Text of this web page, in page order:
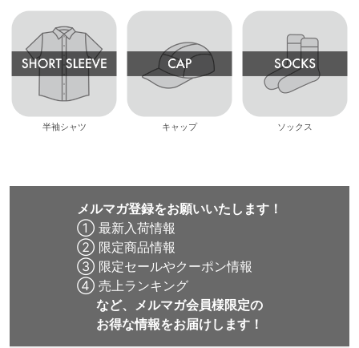
半袖シャツ キャップ ソックス
メルマガ登録をお願いいたします！
① 最新入荷情報
② 限定商品情報
③ 限定セールやクーポン情報
④ 売上ランキング
など、メルマガ会員様限定の
お得な情報をお届けします！